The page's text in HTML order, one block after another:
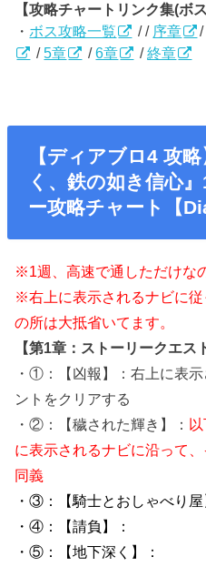
【攻略チャートリンク集(ボス
・ ボス攻略一覧 / / 序章 /
/5章 /6章 /終章
【ディアブロ4 攻
く、鉄の如き信心
ー攻略チャート【
※1週、高速で通しただけな
※右上に表示されるナビに
の所は大抵省いてます。
【第1章：ストーリークエス
・①：【凶報】：右上に表
ントをクリアする
・②：【穢された輝き】：
に表示されるナビに沿って
同義
・③：【騎士とおしゃべり屋
・④：【請負】：
・⑤：【地下深く】：